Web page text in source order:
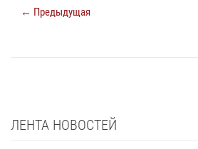
← Предыдущая
ЛЕНТА НОВОСТЕЙ